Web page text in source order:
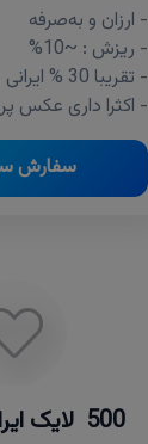
- ارزان و به‌صرفه
- ریزش : ~10%
- تقریبا 30 % ایرانی
- اکثرا داری عکس
سفارش
500 لایک ایرانی نقره ای